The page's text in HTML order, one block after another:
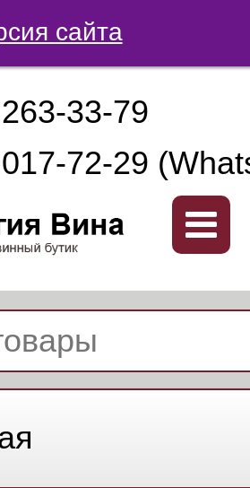
сайта
33-79
72-29